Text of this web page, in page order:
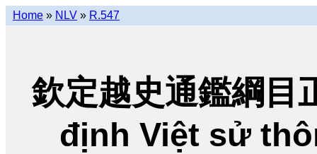
Home » NLV » R.547
欽定越史通鑑綱目
định Việt sử